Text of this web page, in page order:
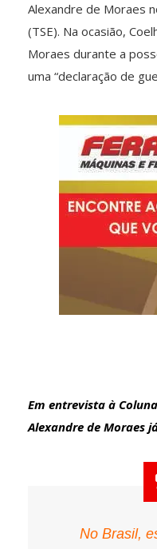
Alexandre de Moraes
(TSE). Na ocasião,
Moraes durante a
uma “declaração de
Em entrevista à
Alexandre de Moraes
No Brasil,